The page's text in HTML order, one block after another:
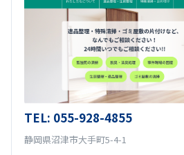
TEL: 055-928-4855
静岡県沼津市大手町5-4-1